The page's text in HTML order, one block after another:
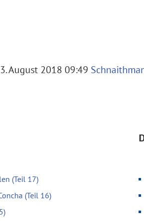
August 2018 09:49
(Teil 17)
(Teil 16)